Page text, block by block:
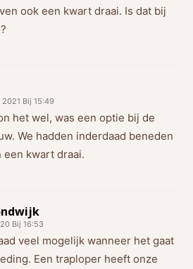
ook een kwart draai. Is dat bij
Bij 15:49
het wel, was een optie bij de
We hadden inderdaad beneden
een kwart draai.
Bij 16:53
veel mogelijk wanneer het gaat
Een traploper heeft onze